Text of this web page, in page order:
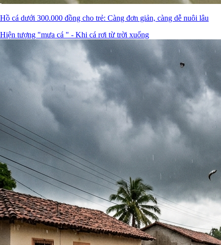
Hồ cá dưới 300.000 đồng cho trẻ: Càng đơn giản, càng dễ nuôi lâu
Hiện tượng "mưa cá " - Khi cá rơi từ trời xuống